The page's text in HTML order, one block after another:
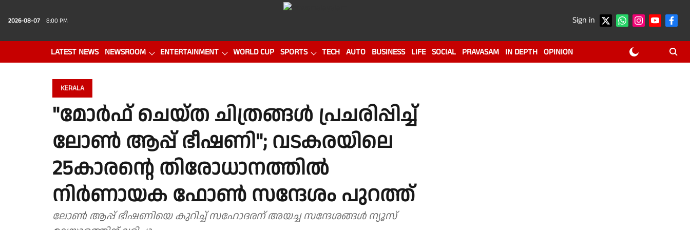
2026-08-07 8:00 PM Sign in
LATEST NEWS NEWSROOM ENTERTAINMENT WORLD CUP SPORTS TECH AUTO BUSINESS LIFE SOCIAL PRAVASAM IN DEPTH OPINION
KERALA
"മോർഫ് ചെയ്ത ചിത്രങ്ങൾ പ്രചരിപ്പിച്ച്
ലോൺ ആപ്പ് ഭീഷണി"; വടകരയിലെ
25കാരൻ്റെ തിരോധാനത്തിൽ
നിർണായക ഫോൺ സന്ദേശം പുറത്ത്
ലോൺ ആപ്പ് ഭീഷണിയെ കുറിച്ച് സഹോദരന് അയച്ച സന്ദേശങ്ങൾ ന്യൂസ്